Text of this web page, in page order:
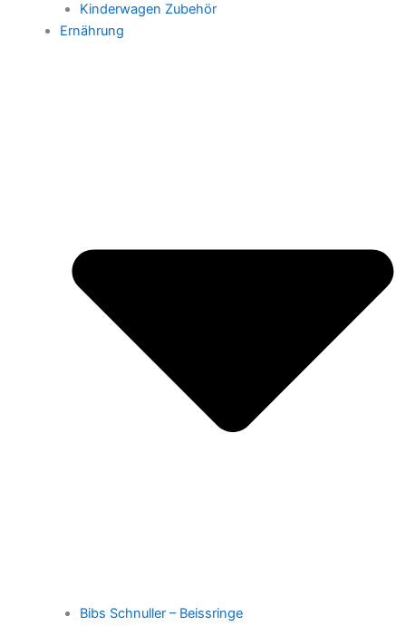
Kinderwagen Zubehör
Ernährung
Bibs Schnuller – Beissringe